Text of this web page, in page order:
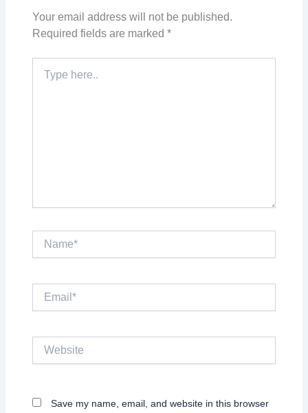
Your email address will not be published.
Required fields are marked*
here..
Name*
Email*
Website
Save my name, email, and website in this browser